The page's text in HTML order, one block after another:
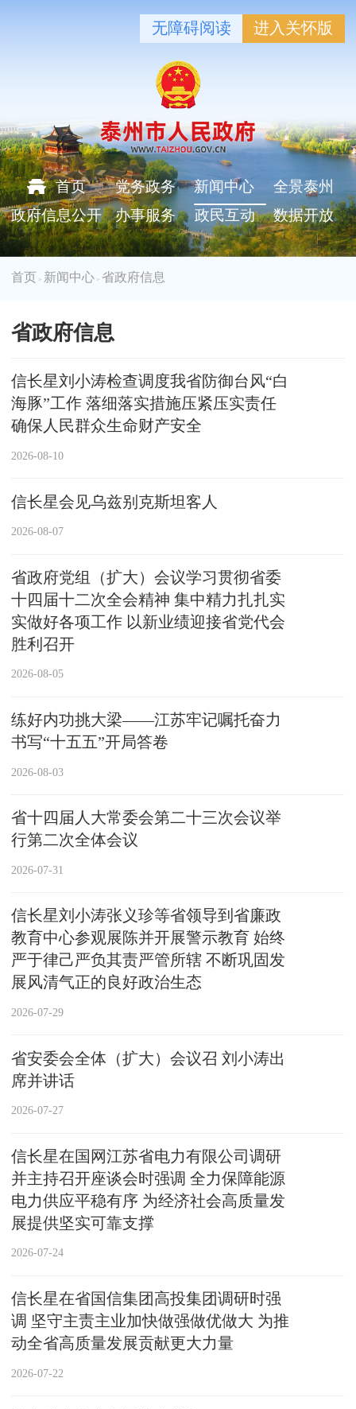
无障碍阅读 进入关怀版
首页 党务政务 新闻中心
全景泰州
政府信息公开
办事服务 政民互动 数据开放
首页 > 新闻中心 > 省政府信息
省政府信息
信长星刘小涛检查调度我省防御台风“白
海豚”工作 落细落实措施压紧压实责任
确保人民群众生命财产安全
2026-08-10
信长星会见乌兹别克斯坦客人
2026-08-07
省政府党组（扩大）会议学习贯彻省委
十四届十二次全会精神 集中精力扎扎实
实做好各项工作 以新业绩迎接省党代会
胜利召开
2026-08-05
练好内功挑大梁——江苏牢记嘱托奋力
书写“十五五”开局答卷
2026-08-03
省十四届人大常委会第二十三次会议举
行第二次全体会议
2026-07-31
信长星刘小涛张义珍等省领导到省廉政
教育中心参观展陈并开展警示教育 始终
严于律己严负其责严管所辖 不断巩固发
展风清气正的良好政治生态
2026-07-29
省安委会全体（扩大）会议召 刘小涛出
席并讲话
2026-07-27
信长星在国网江苏省电力有限公司调研
并主持召开座谈会时强调 全力保障能源
电力供应平稳有序 为经济社会高质量发
展提供坚实可靠支撑
2026-07-24
信长星在省国信集团高投集团调研时强
调 坚守主责主业加快做强做优做大 为推
动全省高质量发展贡献更大力量
2026-07-22